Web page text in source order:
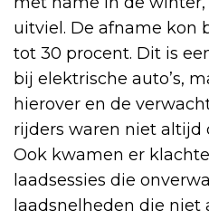
uitviel. De afname kon
tot 30 procent. Dit is
bij elektrische auto’s,
hierover en de
rijders waren niet altijd
Ook kwamen er
laadsessies die
laadsnelheden die